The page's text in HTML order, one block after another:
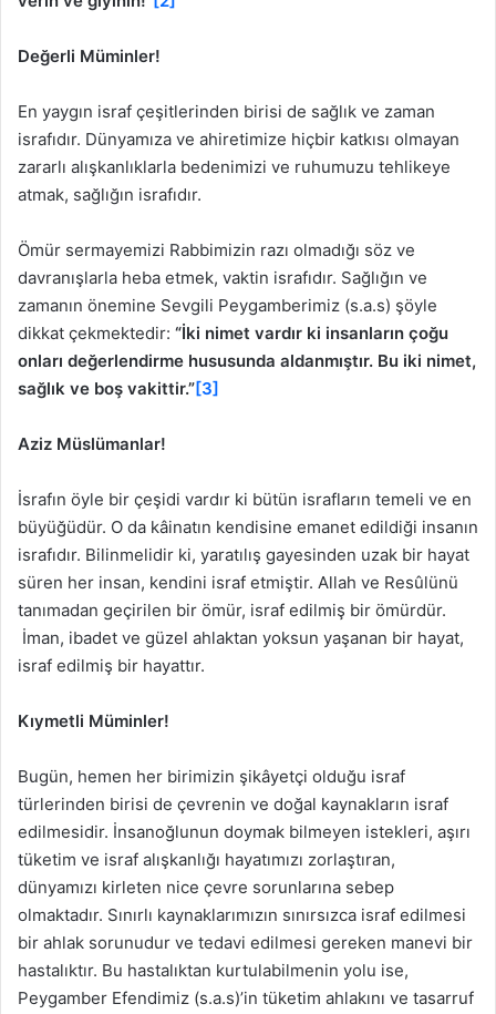
Değerli Müminler!
En yaygın israf çeşitlerinden birisi de sağlık ve zaman
israfıdır. Dünyamıza ve ahiretimize hiçbir katkısı olmayan
zararlı alışkanlıklarla bedenimizi ve ruhumuzu tehlikeye
atmak, sağlığın israfıdır.
Ömür sermayemizi Rabbimizin razı olmadığı söz ve
davranışlarla heba etmek, vaktin israfıdır. Sağlığın ve
zamanın önemine Sevgili Peygamberimiz (s.a.s) şöyle
dikkat çekmektedir: “İki nimet vardır ki insanların çoğu
onları değerlendirme hususunda aldanmıştır. Bu iki nimet,
sağlık ve boş vakittir.”[3]
Aziz Müslümanlar!
İsrafın öyle bir çeşidi vardır ki bütün israfların temeli ve en
büyüğüdür. O da kâinatın kendisine emanet edildiği insanın
israfıdır. Bilinmelidir ki, yaratılış gayesinden uzak bir hayat
süren her insan, kendini israf etmiştir. Allah ve Resûlünü
tanımadan geçirilen bir ömür, israf edilmiş bir ömürdür.
İman, ibadet ve güzel ahlaktan yoksun yaşanan bir hayat,
israf edilmiş bir hayattır.
Kıymetli Müminler!
Bugün, hemen her birimizin şikâyetçi olduğu israf
türlerinden birisi de çevrenin ve doğal kaynakların israf
edilmesidir. İnsanoğlunun doymak bilmeyen istekleri, aşırı
tüketim ve israf alışkanlığı hayatımızı zorlaştıran,
dünyamızı kirleten nice çevre sorunlarına sebep
olmaktadır. Sınırlı kaynaklarımızın sınırsızca israf edilmesi
bir ahlak sorunudur ve tedavi edilmesi gereken manevi bir
hastalıktır. Bu hastalıktan kurtulabilmenin yolu ise,
Peygamber Efendimiz (s.a.s)’in tüketim ahlakını ve tasarruf